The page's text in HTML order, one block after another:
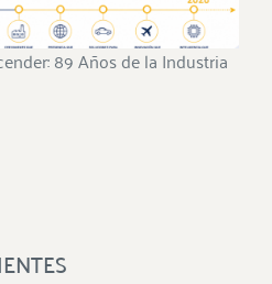
89 Años de la Industria